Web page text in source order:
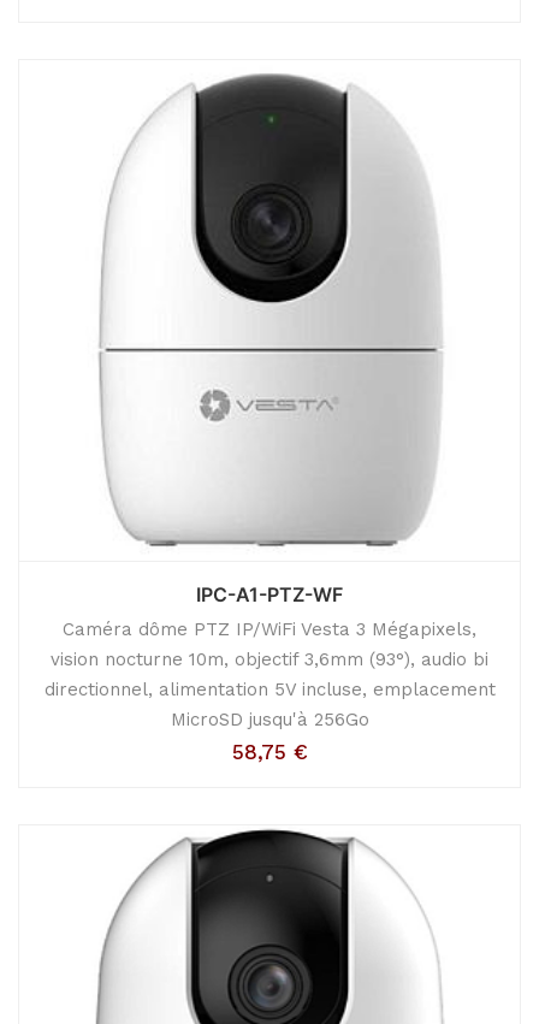
IPC-A1-PTZ-WF
Caméra dôme PTZ IP/WiFi Vesta 3 Mégapixels,
vision nocturne 10m, objectif 3,6mm (93°), audio bi
directionnel, alimentation 5V incluse, emplacement
MicroSD jusqu'à 256Go
58,75 €